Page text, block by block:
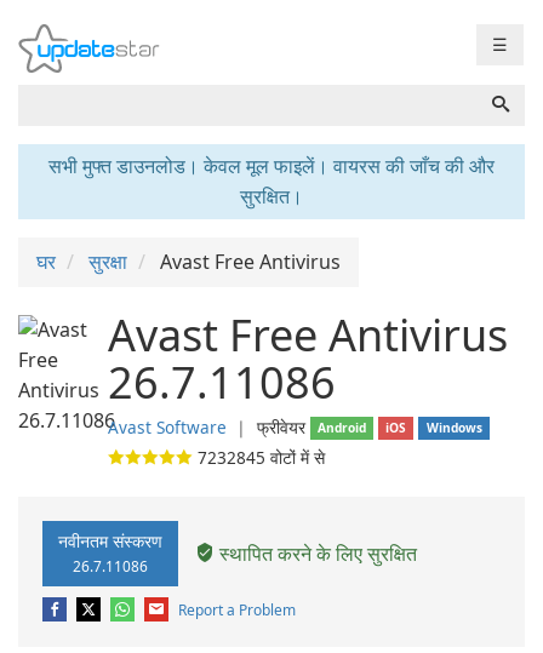
☰
सभी मुफ्त डाउनलोड। केवल मूल फाइलें। वायरस की जाँच की और
सुरक्षित।
घर सुरक्षा Avast Free Antivirus
Avast Free Antivirus
26.7.11086
Avast Software ❘ फ्रीवेयर Android iOS Windows
7232845 वोटों में से
नवीनतम संस्करण
26.7.11086 स्थापित करने के लिए सुरक्षित
Report a Problem